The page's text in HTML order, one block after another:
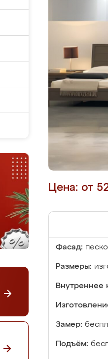
Цена: от
Фасад:
Размеры:
Внутреннее
Замер:
Подъём: